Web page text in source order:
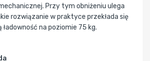
Przy tym obniżeniu ulega
rozwiązanie w praktyce przekłada się
na poziomie 75 kg.